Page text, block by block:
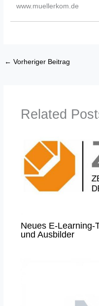
www.muellerkom.de
← Vorheriger Beitrag
Related
Neues E-Learning-
und Ausbilder